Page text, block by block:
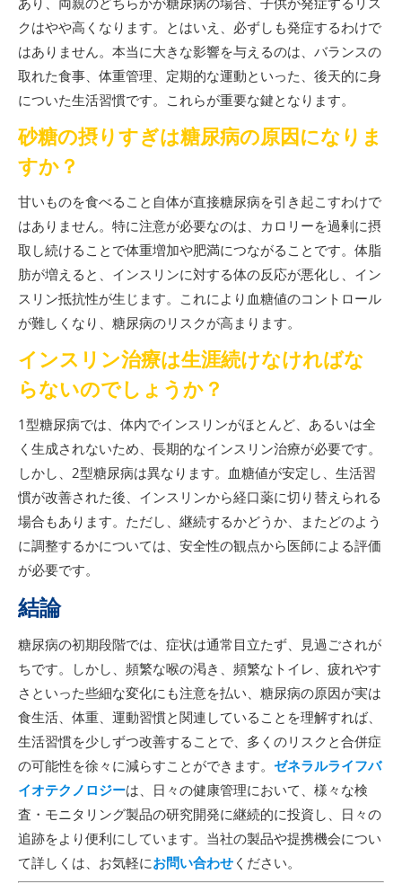
クはやや高くなります。とはいえ、必ずしも発症するわけで
はありません。本当に大きな影響を与えるのは、バランスの
取れた食事、体重管理、定期的な運動といった、後天的に身
についた生活習慣です。これらが重要な鍵となります。
砂糖の摂りすぎは糖尿病の原因になりま
すか？
甘いものを食べること自体が直接糖尿病を引き起こすわけで
はありません。特に注意が必要なのは、カロリーを過剰に摂
取し続けることで体重増加や肥満につながることです。体脂
肪が増えると、インスリンに対する体の反応が悪化し、イン
スリン抵抗性が生じます。これにより血糖値のコントロール
が難しくなり、糖尿病のリスクが高まります。
インスリン治療は生涯続けなければな
らないのでしょうか？
1型糖尿病では、体内でインスリンがほとんど、あるいは全
く生成されないため、長期的なインスリン治療が必要です。
しかし、2型糖尿病は異なります。血糖値が安定し、生活習
慣が改善された後、インスリンから経口薬に切り替えられる
場合もあります。ただし、継続するかどうか、またどのよう
に調整するかについては、安全性の観点から医師による評価
が必要です。
結論
糖尿病の初期段階では、症状は通常目立たず、見過ごされが
ちです。しかし、頻繁な喉の渇き、頻繁なトイレ、疲れやす
さといった些細な変化にも注意を払い、糖尿病の原因が実は
食生活、体重、運動習慣と関連していることを理解すれば、
生活習慣を少しずつ改善することで、多くのリスクと合併症
の可能性を徐々に減らすことができます。 ゼネラルライフバ
イオテクノロジーは、日々の健康管理において、様々な検
査・モニタリング製品の研究開発に継続的に投資し、日々の
追跡をより便利にしています。当社の製品や提携機会につい
て詳しくは、お気軽にお問い合わせ ください。